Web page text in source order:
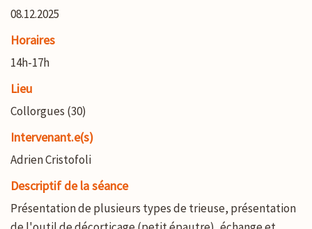
08.12.2025
Horaires
14h-17h
Lieu
Collorgues (30)
Intervenant.e(s)
Adrien Cristofoli
Descriptif de la séance
Présentation de plusieurs types de trieuse, présentation